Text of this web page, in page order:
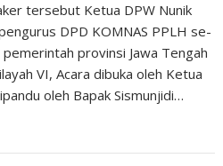
tersebut Ketua DPW Nunik
DPD KOMNAS PPLH se-
provinsi Jawa Tengah
VI, Acara dibuka oleh Ketua
oleh Bapak Sismunjidi…